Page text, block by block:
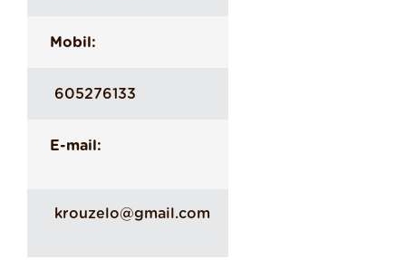
Mobil:
605276133
E-mail:
krouzelo@gmail.com